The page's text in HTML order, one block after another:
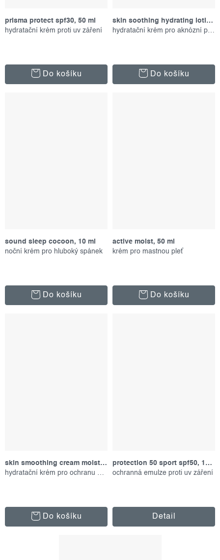
prisma protect spf30, 50 ml
hydratační krém proti uv záření
Do košíku
skin soothing hydrating lotion, 59 ml
Do košíku
sound sleep cocoon, 10 ml
noční krém pro hluboký spánek
Do košíku
active moist, 50 ml
krém pro mastnou pleť
Do košíku
skin smoothing cream moisturizer, 15 ml
hydratační krém pro ochranu pokožky
Do košíku
protection 50 sport spf50, 156 ml
ochranná emulze proti uv záření
Detail